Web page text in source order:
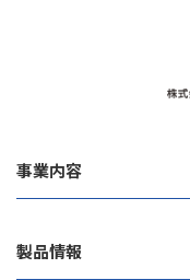
事業内容
製品情報